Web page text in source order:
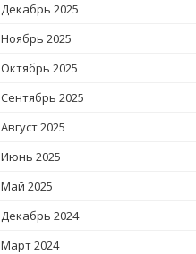
Декабрь 2025
Ноябрь 2025
Октябрь 2025
Сентябрь 2025
Август 2025
Июнь 2025
Май 2025
Декабрь 2024
Март 2024